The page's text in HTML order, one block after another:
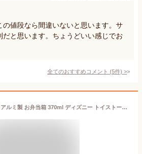
の値段なら間違いないと思います。サ
だと思います。ちょうどいい感じでお
全てのおすすめコメント (5件) >
スケーター 子供用 アルミ製 お弁当箱 370ml ディズニー トイストーリー 22 男の子 日本製 ALB5NV-A 4973307560576 ウディ キャラクター フォーキー 幼稚園 小学校 祝い 入学 入園 誕生 プレゼント ギフト おすすめ 人気 子供 ランチ 弁当 金属 バズ ポテトヘッド